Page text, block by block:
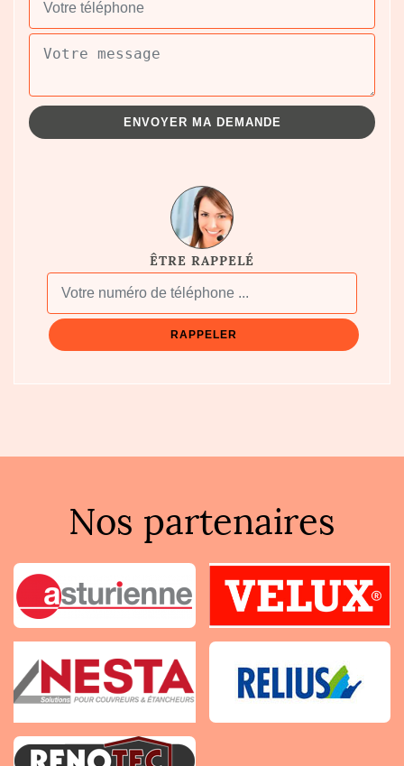
ÊTRE RAPPELÉ
Nos partenaires